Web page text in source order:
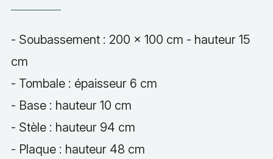
- Soubassement : 200 x 100 cm - hauteur 15
cm
- Tombale : épaisseur 6 cm
- Base : hauteur 10 cm
- Stèle : hauteur 94 cm
- Plaque : hauteur 48 cm